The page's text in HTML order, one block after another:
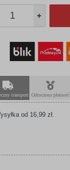
transport Odroczona płatność
od 16,99 zł.